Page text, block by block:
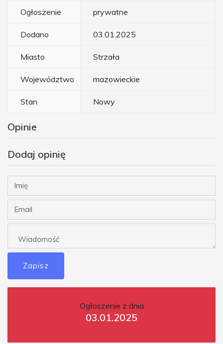
Ogłoszenie prywatne
Dodano 03.01.2025
Miasto Strzała
Województwo mazowieckie
Stan Nowy
Opinie
Dodaj opinię
Zapisz
Ogłoszenie z dnia
03.01.2025